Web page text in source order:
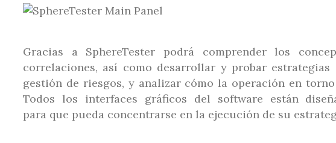
Gracias a SphereTester podrá comprender los
correlaciones, así como desarrollar y probar
gestión de riesgos, y analizar cómo la operación en
Todos los interfaces gráficos del software están
para que pueda concentrarse en la ejecución de su